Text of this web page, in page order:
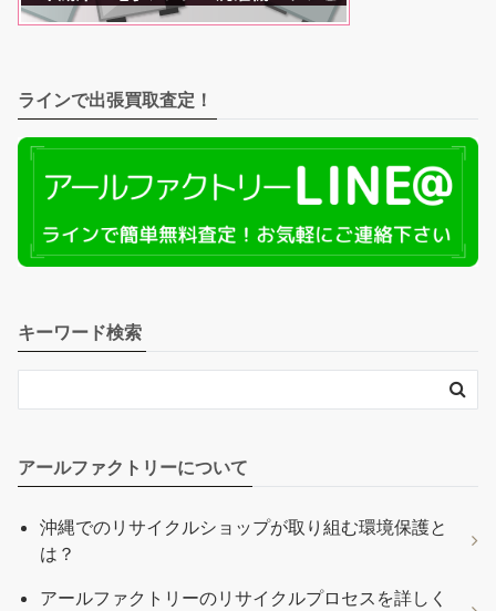
ラインで出張買取査定！
キーワード検索
アールファクトリーについて
沖縄でのリサイクルショップが取り組む環境保護と
は？
アールファクトリーのリサイクルプロセスを詳しく